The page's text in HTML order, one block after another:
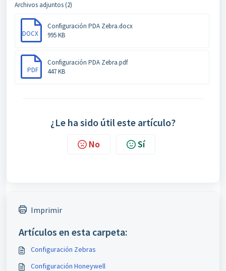
Archivos adjuntos (2)
DOCX
Configuración PDA Zebra.docx
995 KB
PDF
Configuración PDA Zebra.pdf
447 KB
¿Le ha sido útil este artículo?
No Sí
Imprimir
Artículos en esta carpeta:
Configuración Zebras
Configuración Honeywell